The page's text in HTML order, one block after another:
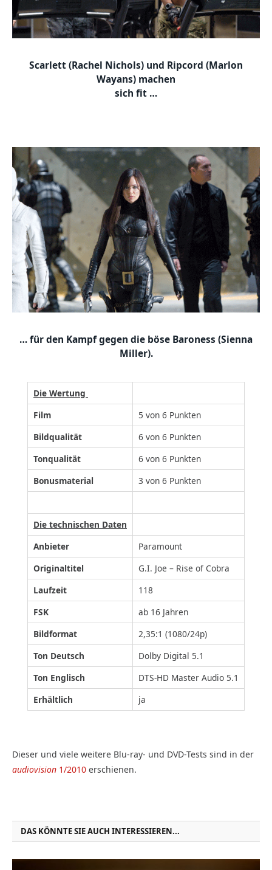
Scarlett (Rachel Nichols) und Ripcord (Marlon
Wayans) machen
sich fit …
… für den Kampf gegen die böse Baroness (Sienna
Miller).
Die Wertung
Film
5 von 6 Punkten
Bildqualität
6 von 6 Punkten
Tonqualität
6 von 6 Punkten
Bonusmaterial
3 von 6 Punkten
Die technischen Daten
Anbieter
Paramount
Originaltitel
G.I. Joe – Rise of Cobra
Laufzeit
118
FSK
ab 16 Jahren
Bildformat
2,35:1 (1080/24p)
Ton Deutsch
Dolby Digital 5.1
Ton Englisch
DTS-HD Master Audio 5.1
Erhältlich
ja
Dieser und viele weitere Blu-ray- und DVD-Tests sind in der
audiovision 1/2010 erschienen.
DAS KÖNNTE SIE AUCH INTERESSIEREN...